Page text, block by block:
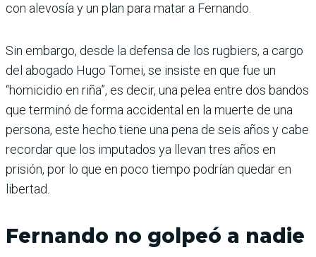
con alevosía y un plan para matar a Fernando.
Sin embargo, desde la defensa de los rugbiers, a cargo
del abogado Hugo Tomei, se insiste en que fue un
“homicidio en riña”, es decir, una pelea entre dos bandos
que terminó de forma accidental en la muerte de una
persona, este hecho tiene una pena de seis años y cabe
recordar que los imputados ya llevan tres años en
prisión, por lo que en poco tiempo podrían quedar en
libertad.
Fernando no golpeó a nadie